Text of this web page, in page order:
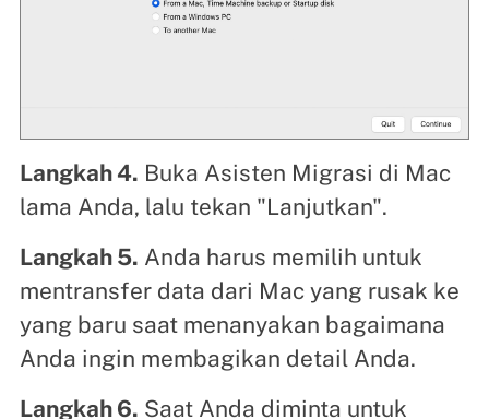
Langkah 4. Buka Asisten Migrasi di Mac
lama Anda, lalu tekan "Lanjutkan".
Langkah 5. Anda harus memilih untuk
mentransfer data dari Mac yang rusak ke
yang baru saat menanyakan bagaimana
Anda ingin membagikan detail Anda.
Langkah 6. Saat Anda diminta untuk